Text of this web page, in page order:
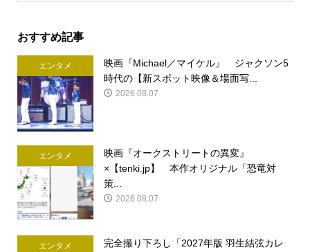
おすすめ記事
エンタメ
映画『Michael／マイケル』 ジャクソン5
時代の【新スポット映像＆場面写...
2026.08.07
エンタメ
映画『オークストリートの異変』
×【tenki.jp】 本作オリジナル「恐竜対
策...
2026.08.07
エンタメ
完全撮り下ろし「2027年版 羽生結弦カレ